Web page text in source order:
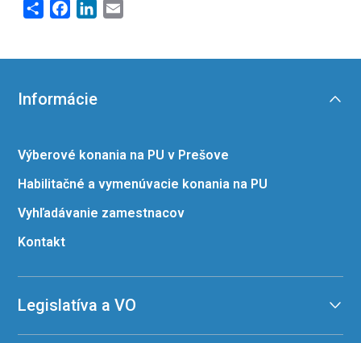
Share FacebookLinkedIn
Informácie
Výberové konania na PU v Prešove
Habilitačné a vymenúvacie konania na PU
Vyhľadávanie zamestnacov
Kontakt
Legislatíva a VO